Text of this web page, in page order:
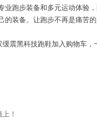
跑步装备和多元运动体验
装备。让跑步不再是痛苦
震黑科技跑鞋加入购物车，
！